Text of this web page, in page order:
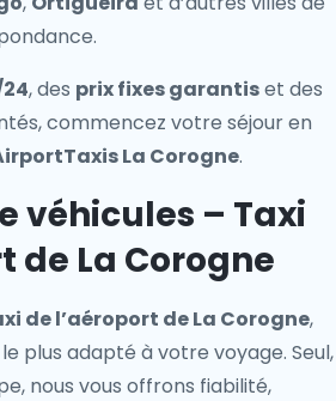
, des prix fixes garantiset des
commencez votre séjour en
La Corogne.
véhicules – Taxi
de La Corogne
de l’aéroport de La Corogne,
plus adapté à votre voyage. Seul,
nous vous offrons fiabilité,